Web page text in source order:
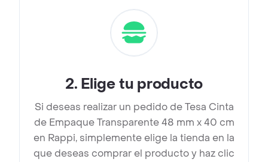
2. Elige tu producto
Si deseas realizar un pedido de Tesa Cinta
de Empaque Transparente 48 mm x 40 cm
en Rappi, simplemente elige la tienda en la
que deseas comprar el producto y haz clic